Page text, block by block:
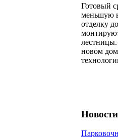
Готовый
меньшую
отделку
лестницы.
новом